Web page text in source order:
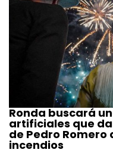
Ronda buscará
artificiales que
de Pedro
incendios